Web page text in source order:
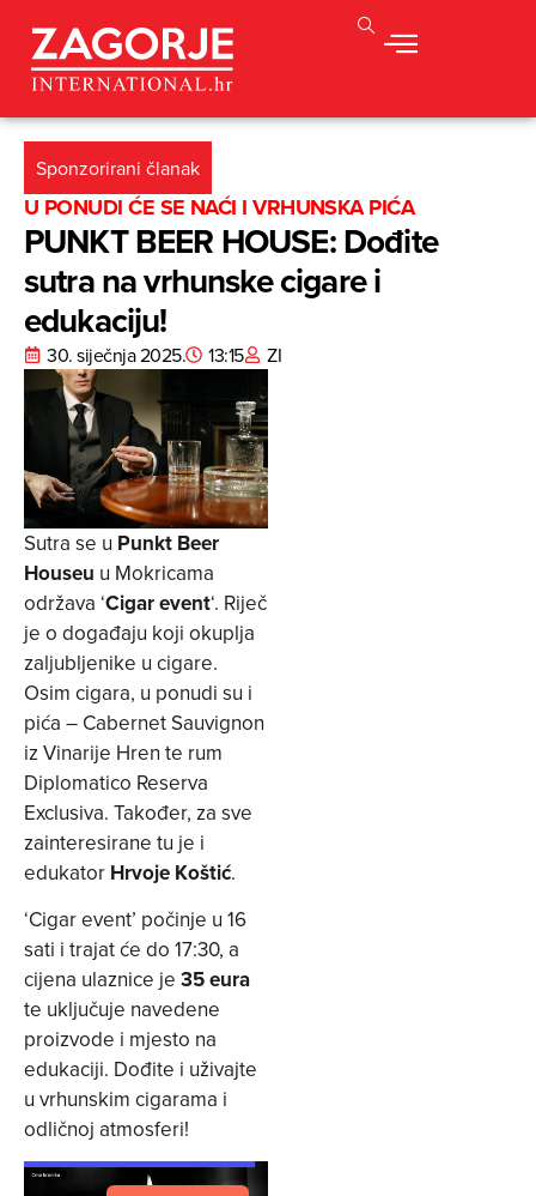
Sponzorirani članak
U PONUDI ĆE SE NAĆI I VRHUNSKA PIĆA
PUNKT BEER HOUSE: Dođite
sutra na vrhunske cigare i
edukaciju!
30. siječnja 2025. 13:15 ZI
Sutra se u Punkt Beer
Houseu u Mokricama
održava ‘Cigar event‘. Riječ
je o događaju koji okuplja
zaljubljenike u cigare.
Osim cigara, u ponudi su i
pića – Cabernet Sauvignon
iz Vinarije Hren te rum
Diplomatico Reserva
Exclusiva. Također, za sve
zainteresirane tu je i
edukator Hrvoje Koštić.
‘Cigar event’ počinje u 16
sati i trajat će do 17:30, a
cijena ulaznice je 35 eura
te uključuje navedene
proizvode i mjesto na
edukaciji. Dođite i uživajte
u vrhunskim cigarama i
odličnoj atmosferi!